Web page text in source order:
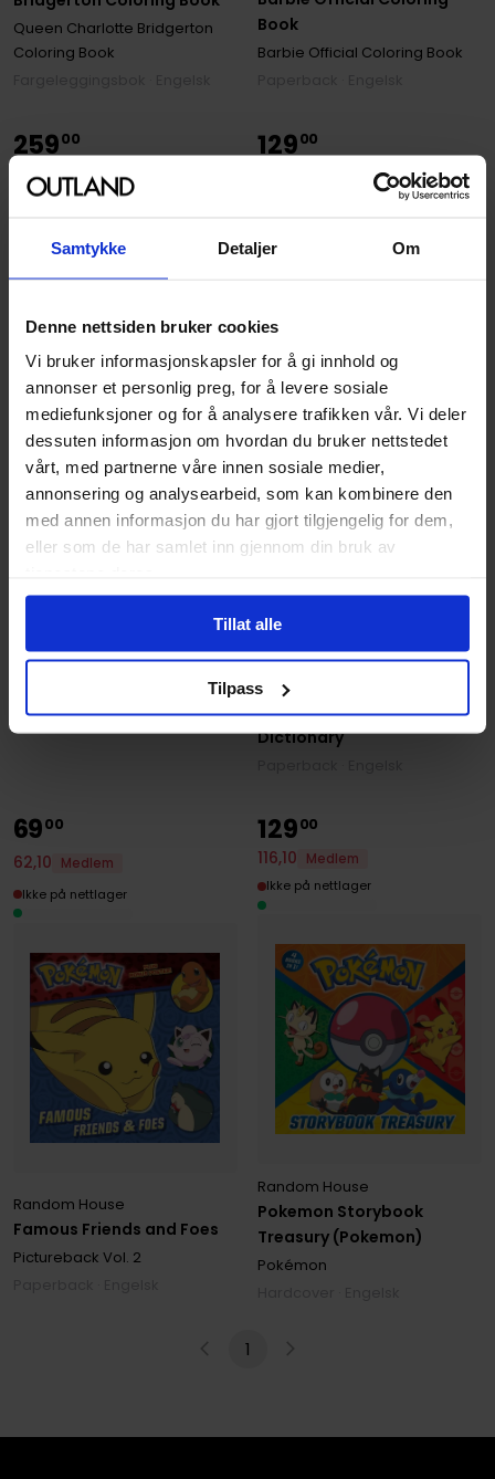
Samtykke Detaljer Om
Denne nettsiden bruker cookies
Vi bruker informasjonskapsler for å gi innhold og
annonser et personlig preg, for å levere sosiale
mediefunksjoner og for å analysere trafikken vår. Vi deler
dessuten informasjon om hvordan du bruker nettstedet
vårt, med partnerne våre innen sosiale medier,
annonsering og analysearbeid, som kan kombinere den
med annen informasjon du har gjort tilgjengelig for dem,
eller som de har samlet inn gjennom din bruk av
Tillat alle
Tilpass
Queen Charlotte Bridgerton
Coloring Book
Book
Barbie Official Coloring Book
Spongebobs Very Grown Up
Fargeleggingsbok · Engelsk
25900
Random House Webster's
Pocket Japanese
Dictionary
Random House
12900
Famous Friends and Foes
Random House
Pictureback Vol. 2
6900
62,10
Medlem
Ikke på nettlager
Pokemon Storybook
Treasury (Pokemon)
Random House
Pokémon
12900
116,10
Medlem
Ikke på nettlager
1